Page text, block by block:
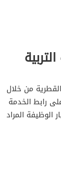
من خلال
رابط الخدمة
الوظيفة المراد